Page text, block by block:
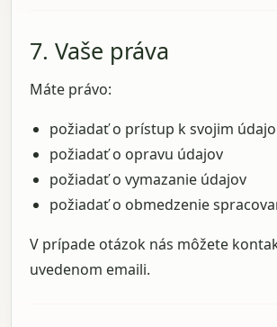
7. Vaše práva
Máte právo:
požiadať o prístup k svojim
požiadať o opravu údajov
požiadať o vymazanie údajov
požiadať o obmedzenie
V prípade otázok nás môžete
uvedenom emaili.